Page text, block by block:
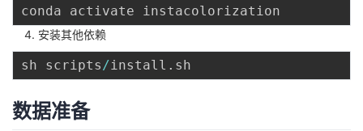
安装其他依赖
sh scripts/install .
数据准备